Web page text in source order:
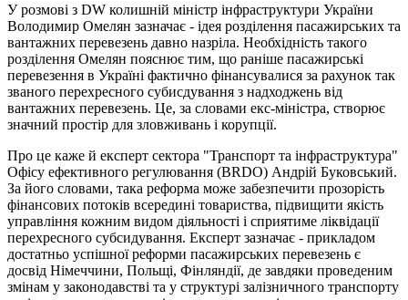
У розмові з DW колишній міністр інфраструктури України
Володимир Омелян зазначає - ідея розділення пасажирських та
вантажних перевезень давно назріла. Необхідність такого
розділення Омелян пояснює тим, що раніше пасажирські
перевезення в Україні фактично фінансувалися за рахунок так
званого перехресного субисдування з надходжень від
вантажних перевезень. Це, за словами екс-міністра, створює
значний простір для зловживань і корупції.
Про це каже й експерт сектора "Транспорт та інфраструктура"
Офісу ефективного регулювання (BRDO) Андрій Буковський.
За його словами, така реформа може забезпечити прозорість
фінансових потоків всередині товариства, підвищити якість
управління кожним видом діяльності і сприятиме ліквідації
перехресного субсидування. Експерт зазначає - прикладом
достатньо успішної реформи пасажирських перевезень є
досвід Німеччини, Польщі, Фінляндії, де завдяки проведеним
змінам у законодавстві та у структурі залізничного транспорту